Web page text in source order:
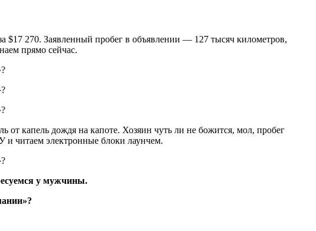
$17 270. Заявленный пробег в объявлении — 127 тысяч километров,
прямо сейчас.
от капель дождя на капоте. Хозяин чуть ли не божится, мол, пробег
и читаем электронные блоки лаунчем.
у мужчины.